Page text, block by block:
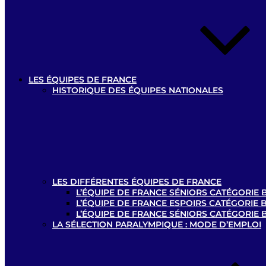
LES ÉQUIPES DE FRANCE
HISTORIQUE DES ÉQUIPES NATIONALES
LES DIFFÉRENTES ÉQUIPES DE FRANCE
L’ÉQUIPE DE FRANCE SÉNIORS CATÉGORIE
L’ÉQUIPE DE FRANCE ESPOIRS CATÉGORIE
L’ÉQUIPE DE FRANCE SÉNIORS CATÉGORIE
LA SÉLECTION PARALYMPIQUE : MODE D’EMPLOI